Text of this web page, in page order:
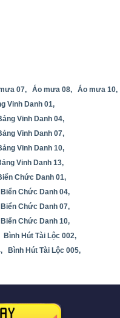
07, Áo mưa 08,
Áo mưa 10,
Vinh Danh 01,
Vinh Danh 04,
Vinh Danh 07,
Vinh Danh 10,
Vinh Danh 13,
Chức Danh 01,
Biển Chức Danh 04,
Biển Chức Danh 07,
Biển Chức Danh 10,
Bình Hút Tài Lộc 002,
Bình Hút Tài Lộc 005,